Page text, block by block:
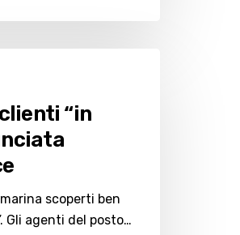
“in
scoperti ben
Gli agenti del posto…